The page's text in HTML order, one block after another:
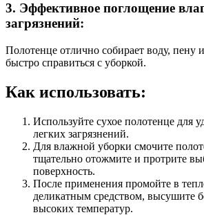
3. Эффективное поглощение
загрязнений:
Полотенце отлично собирает воду, пену
быстро справиться с уборкой.
Как использовать:
Используйте сухое полотенце для
легких загрязнений.
Для влажной уборки смочите
тщательно отожмите и протрите
поверхность.
После применения промойте в
деликатным средством, высушите
высоких температур.